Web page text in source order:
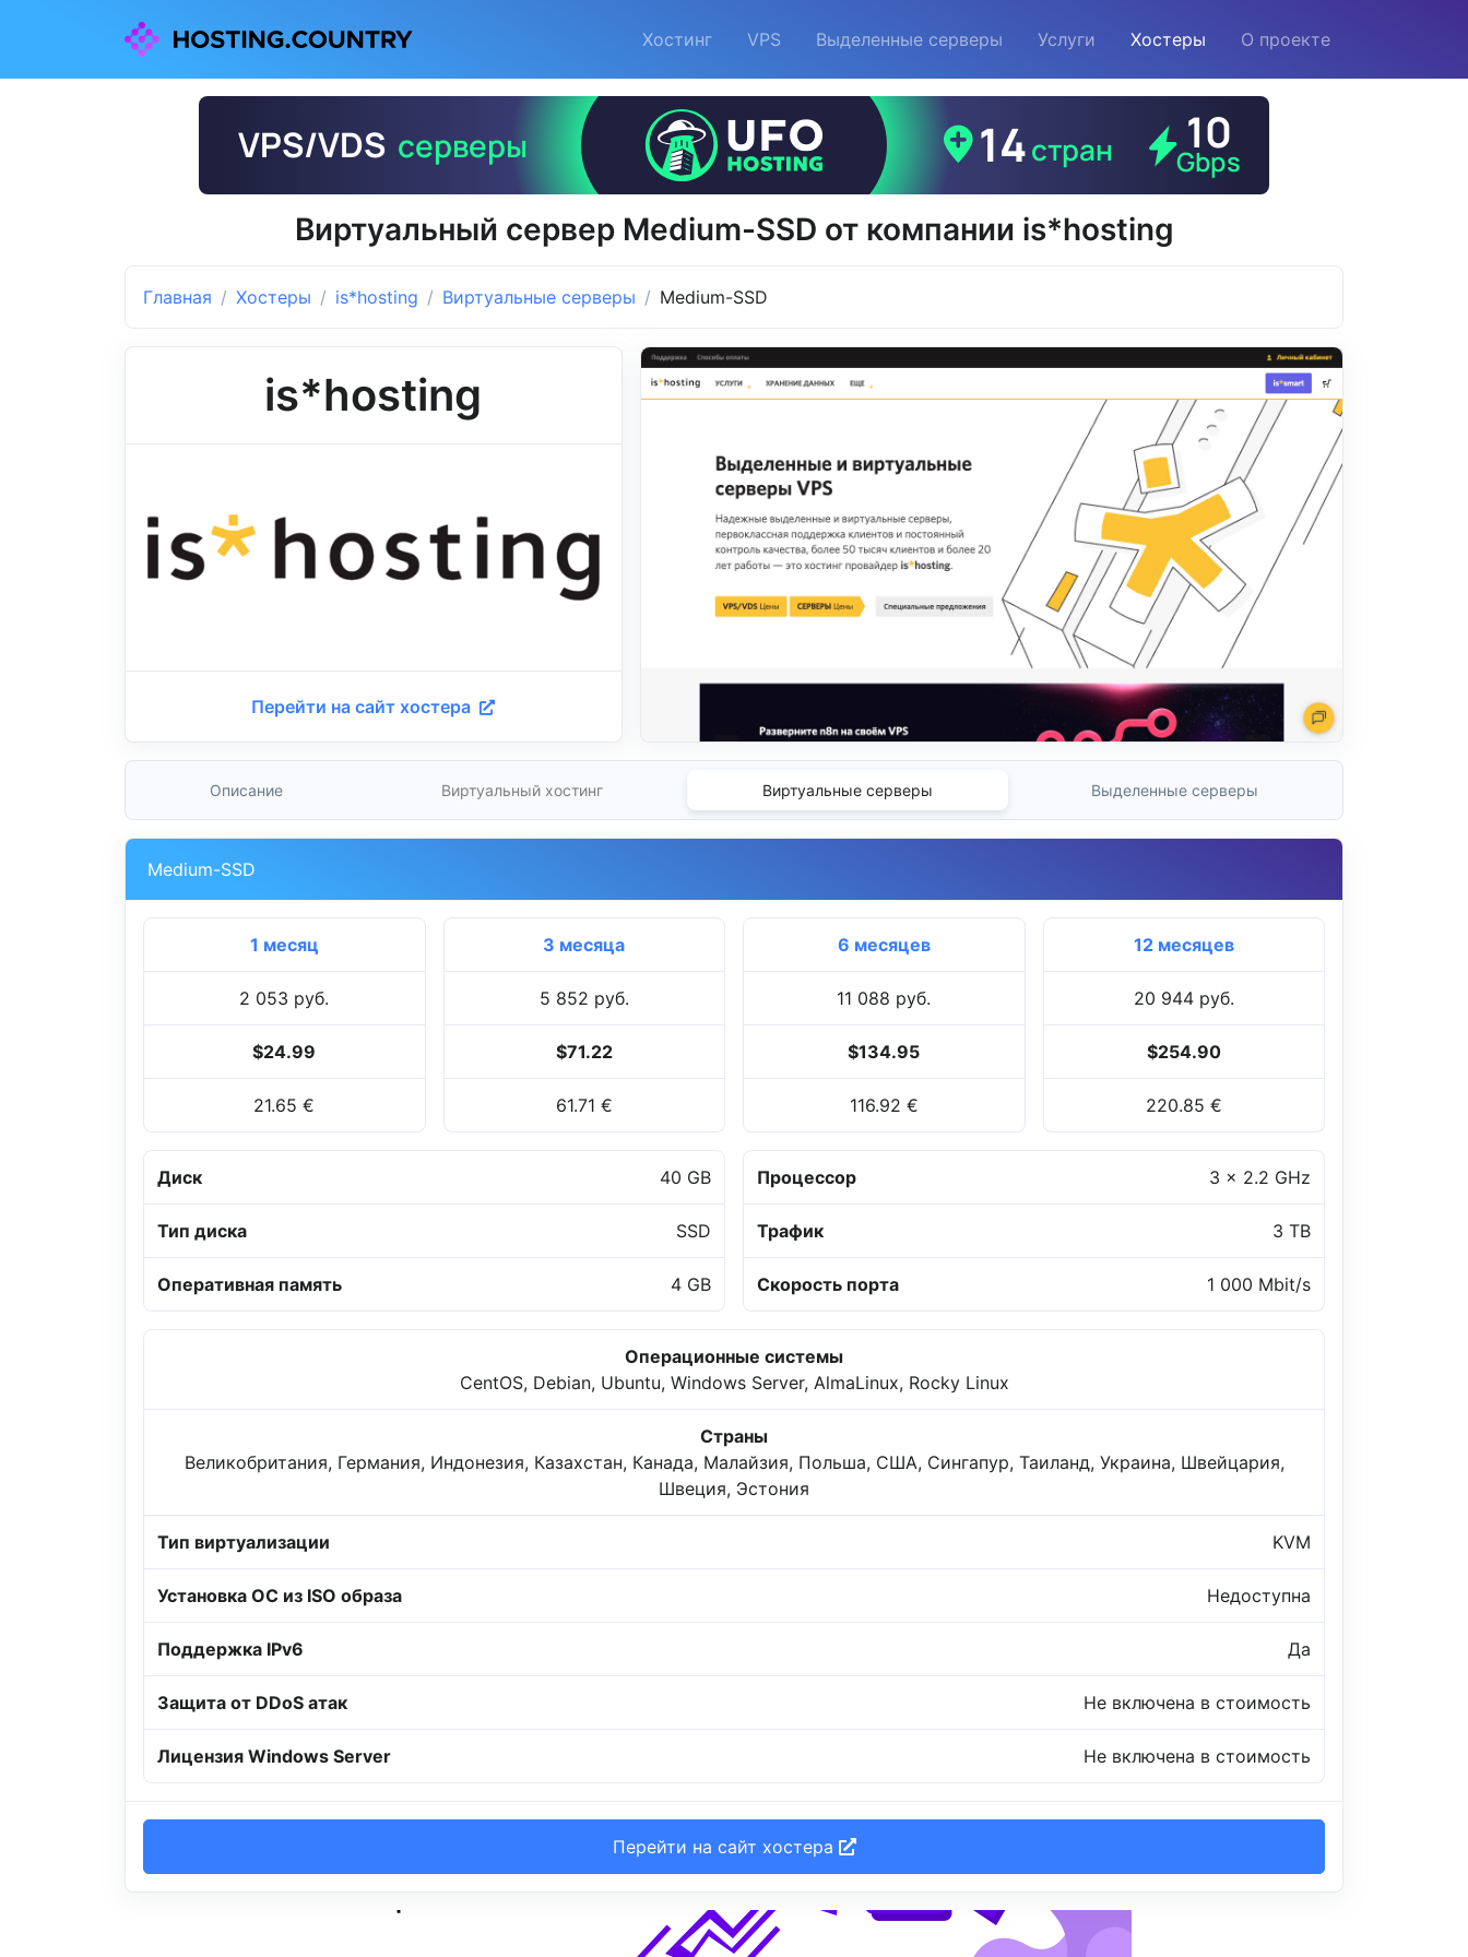
Хостинг VPS Выделенные серверы Услуги Хостеры О проекте
Виртуальный сервер Medium-SSD от компании is*hosting
Главная Хостеры is*hosting Виртуальные серверы Medium-SSD
is*hosting
Перейти на сайт хостера
Описание Виртуальный хостинг Виртуальные серверы Выделенные серверы
Medium-SSD
1 месяц
2 053 руб.
$24.99
21.65 €
3 месяца
5 852 руб.
$71.22
61.71 €
6 месяцев
11 088 руб.
$134.95
116.92 €
12 месяцев
20 944 руб.
$254.90
220.85 €
Диск 40 GB
Тип диска SSD
Оперативная память 4 GB
Процессор 3 x 2.2 GHz
Трафик 3 TB
Скорость порта 1 000 Mbit/s
Операционные системы
CentOS, Debian, Ubuntu, Windows Server, AlmaLinux, Rocky Linux
Страны
Великобритания, Германия, Индонезия, Казахстан, Канада, Малайзия, Польша, США, Сингапур, Таиланд, Украина, Швейцария,
Швеция, Эстония
Тип виртуализации KVM
Установка ОС из ISO образа Недоступна
Поддержка IPv6 Да
Защита от DDoS атак Не включена в стоимость
Лицензия Windows Server Не включена в стоимость
Перейти на сайт хостера